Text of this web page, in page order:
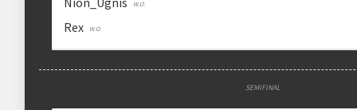
Rex
SEMIFINAL